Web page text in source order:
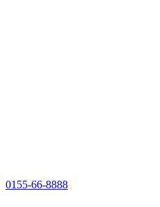
0155-66-8888